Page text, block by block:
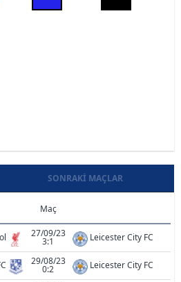
SONRAKI MAÇLAR
Maç
27/09/23
3:1 Leicester City FC
29/08/23
0:2 Leicester City FC